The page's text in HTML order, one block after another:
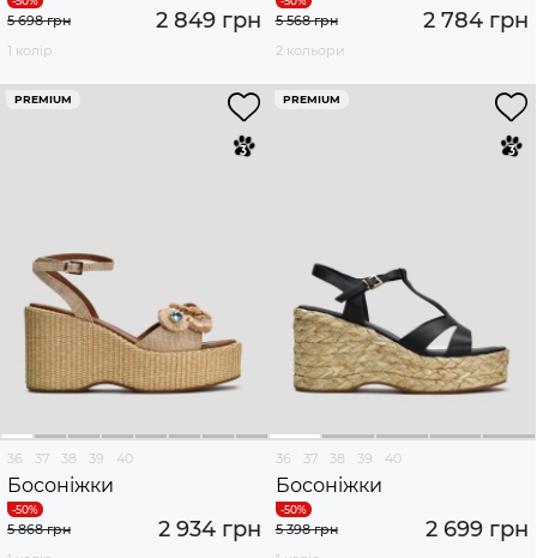
2 849 грн
5 698 грн
1 колір
2 784 грн
5 568 грн
2 кольори
PREMIUM
36 37 38 39 40
Босоніжки
2 934 грн
5 868 грн
PREMIUM
36 37 38 39 40
Босоніжки
2 699 грн
5 398 грн